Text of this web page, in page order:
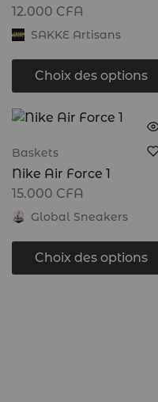
12.000 CFA
SAKKE Artisans
Choix des options
Baskets
Nike Air Force 1
15.000 CFA
Global Sneakers
Choix des options